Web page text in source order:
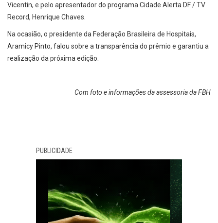
Vicentin, e pelo apresentador do programa Cidade Alerta DF / TV
Record, Henrique Chaves.
Na ocasião, o presidente da Federação Brasileira de Hospitais,
Aramicy Pinto, falou sobre a transparência do prêmio e garantiu a
realização da próxima edição.
Com foto e informações da assessoria da FBH
PUBLICIDADE